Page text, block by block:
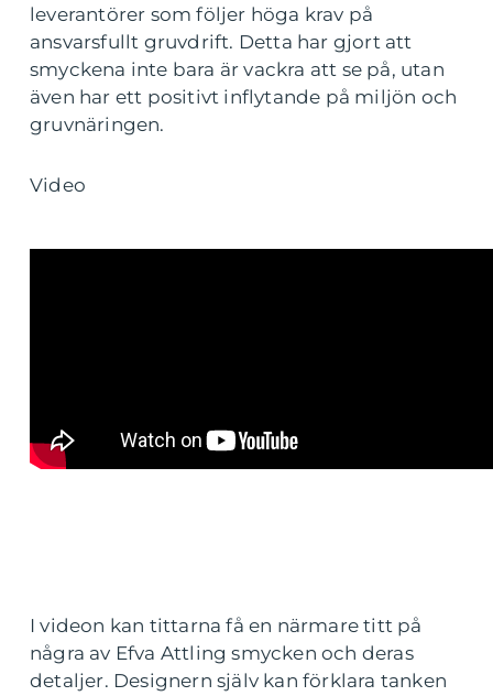
leverantörer som följer höga krav på
ansvarsfullt gruvdrift. Detta har gjort att
smyckena inte bara är vackra att se på, utan
även har ett positivt inflytande på miljön och
gruvnäringen.
Video
I videon kan tittarna få en närmare titt på
några av Efva Attling smycken och deras
detaljer. Designern själv kan förklara tanken